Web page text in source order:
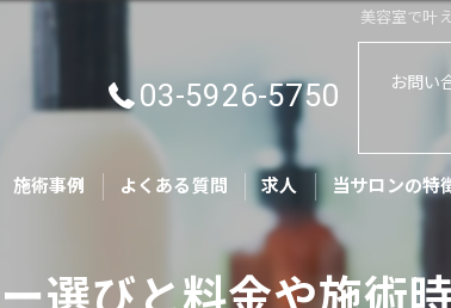
美容室で叶
03-5926-5750
お問い
施術事例 よくある質問 求人 当サロンの特